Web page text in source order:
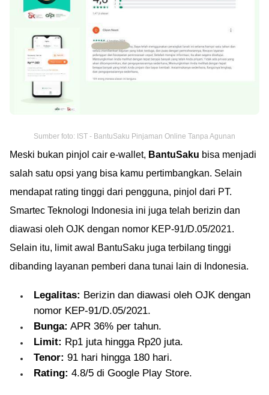
Sumber foto: IST - BantuSaku Pinjaman Online Tanpa Agunan
Meski bukan pinjol cair e-wallet, BantuSaku bisa menjadi
salah satu opsi yang bisa kamu pertimbangkan. Selain
mendapat rating tinggi dari pengguna, pinjol dari PT.
Smartec Teknologi Indonesia ini juga telah berizin dan
diawasi oleh OJK dengan nomor KEP-91/D.05/2021.
Selain itu, limit awal BantuSaku juga terbilang tinggi
dibanding layanan pemberi dana tunai lain di Indonesia.
Legalitas: Berizin dan diawasi oleh OJK dengan
nomor KEP-91/D.05/2021.
Bunga: APR 36% per tahun.
Limit: Rp1 juta hingga Rp20 juta.
Tenor: 91 hari hingga 180 hari.
Rating: 4.8/5 di Google Play Store.